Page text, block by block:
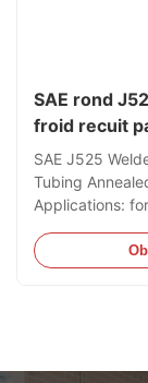
SAE rond
froid recuit
d'auto
SAE J525
Tubing
Applications:
W.T.:1-15mm
Grade: Low